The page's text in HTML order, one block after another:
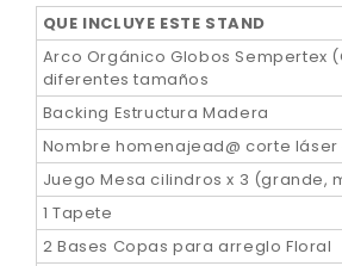
QUE INCLUYE ESTE STAND
Arco Orgánico Globos Sempertex
diferentes tamaños
Backing Estructura Madera
Nombre homenajead@ corte
Juego Mesa cilindros x 3 (grande,
1 Tapete
2 Bases Copas para arreglo Floral